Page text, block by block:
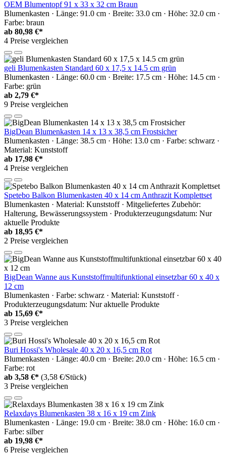
OEM Blumentopf 91 x 33 x 32 cm Braun
Blumenkasten · Länge: 91.0 cm · Breite: 33.0 cm · Höhe: 32.0 cm ·
Farbe: braun
ab 80,98 €*
4 Preise vergleichen
geli Blumenkasten Standard 60 x 17,5 x 14.5 cm grün
Blumenkasten · Länge: 60.0 cm · Breite: 17.5 cm · Höhe: 14.5 cm ·
Farbe: grün
ab 2,79 €*
9 Preise vergleichen
BigDean Blumenkasten 14 x 13 x 38,5 cm Frostsicher
Blumenkasten · Länge: 38.5 cm · Höhe: 13.0 cm · Farbe: schwarz ·
Material: Kunststoff
ab 17,98 €*
4 Preise vergleichen
Spetebo Balkon Blumenkasten 40 x 14 cm Anthrazit Komplettset
Blumenkasten · Material: Kunststoff · Mitgeliefertes Zubehör:
Halterung, Bewässerungssystem · Produkterzeugungsdatum: Nur
aktuelle Produkte
ab 18,95 €*
2 Preise vergleichen
BigDean Wanne aus Kunststoffmultifunktional einsetzbar 60 x 40 x
12 cm
Blumenkasten · Farbe: schwarz · Material: Kunststoff ·
Produkterzeugungsdatum: Nur aktuelle Produkte
ab 15,69 €*
3 Preise vergleichen
Buri Hossi's Wholesale 40 x 20 x 16,5 cm Rot
Blumenkasten · Länge: 40.0 cm · Breite: 20.0 cm · Höhe: 16.5 cm ·
Farbe: rot
ab 3,58 €* (3,58 €/Stück)
3 Preise vergleichen
Relaxdays Blumenkasten 38 x 16 x 19 cm Zink
Blumenkasten · Länge: 19.0 cm · Breite: 38.0 cm · Höhe: 16.0 cm ·
Farbe: silber
ab 19,98 €*
6 Preise vergleichen